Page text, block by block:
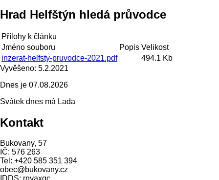
Hrad Helfštýn hledá průvodce
Přílohy k článku
Jméno souboru
Popis Velikost
inzerat-helfsty-pruvodce-2021.pdf
494.1 Kb
Vyvěšeno: 5.2.2021
Dnes je 07.08.2026
Svátek dnes má Lada
Kontakt
Bukovany, 57
IČ: 576 263
Tel: +420 585 351 394
obec@bukovany.cz
IDDS: rnyaxgc